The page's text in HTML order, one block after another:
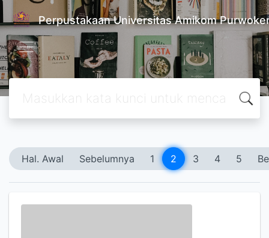
Perpustakaan Universitas Amikom
Hal. Awal Sebelumnya 1 2 3 4 5